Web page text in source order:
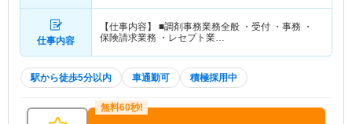
仕事内容
【仕事内容】 ■調剤事務業務全般 ・受付 ・事務 ・
保険請求業務 ・レセプト業…
駅から徒歩5分以内 車通勤可 積極採用中